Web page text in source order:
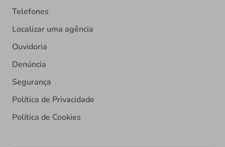
Telefones
Localizar uma agência
Ouvidoria
Denúncia
Segurança
Política de Privacidade
Política de Cookies